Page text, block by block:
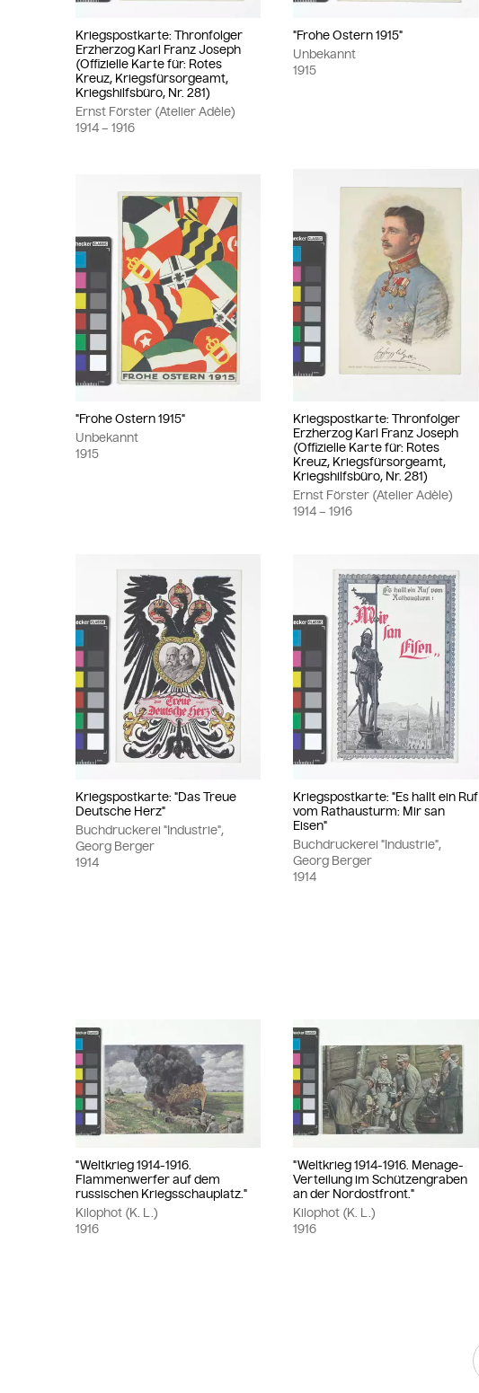
Kriegspostkarte: Thronfolger
Erzherzog Karl Franz Joseph
(Offizielle Karte für: Rotes
Kreuz, Kriegsfürsorgeamt,
Kriegshilfsbüro, Nr. 281)
Ernst Förster (Atelier Adèle)
1914– 1916
"Frohe Ostern 1915"
Unbekannt
1915
"Frohe Ostern 1915"
Unbekannt
1915
Kriegspostkarte: Thronfolger
Erzherzog Karl Franz Joseph
(Offizielle Karte für: Rotes
Kreuz, Kriegsfürsorgeamt,
Kriegshilfsbüro, Nr. 281)
Ernst Förster (Atelier Adèle)
1914– 1916
Kriegspostkarte: "Das Treue
Deutsche Herz"
Buchdruckerei "Industrie",
Georg Berger
1914
Kriegspostkarte: "Es hallt ein Ruf
vom Rathausturm: Mir san
Eisen"
Buchdruckerei "Industrie",
Georg Berger
1914
"Weltkrieg 1914-1916.
Flammenwerfer auf dem
russischen Kriegsschauplatz."
Kilophot (K. L.)
1916
"Weltkrieg 1914-1916. Menage-
Verteilung im Schützengraben
an der Nordostfront."
Kilophot (K. L.)
1916